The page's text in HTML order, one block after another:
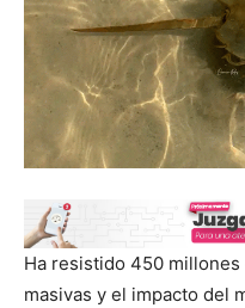
Ha resistido 450
masivas y el impacto del